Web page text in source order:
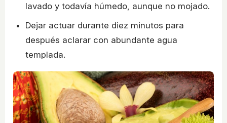
lavado y todavía húmedo, aunque no mojado.
Dejar actuar durante diez minutos para
después aclarar con abundante agua
templada.